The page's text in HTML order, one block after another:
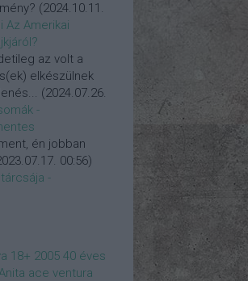
(2024.10.11.
Az Amerikai
az volt a
elkészülnek
(2024.07.26.
-
én jobban
00:56)
-
18+ 2005 40 éves
ace ventura